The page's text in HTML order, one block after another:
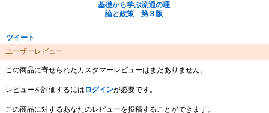
基礎から学ぶ流通の理
論と政策 第３版
ツイート
ユーザーレビュー
この商品に寄せられたカスタマーレビューはまだありません。
レビューを評価するには ログインが必要です。
この商品に対するあなたのレビューを投稿することができます。